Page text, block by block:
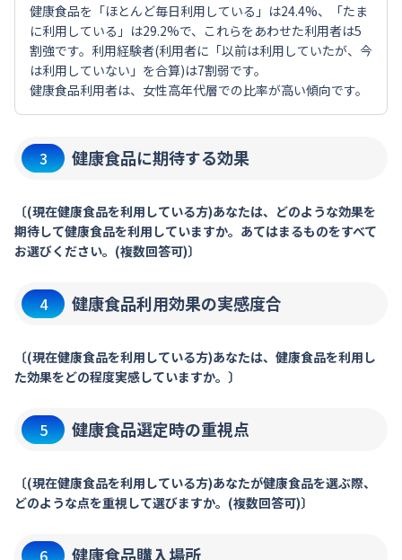
健康食品を「ほとんど毎日利用している」は24.4%、「たま
に利用している」は29.2%で、これらをあわせた利用者は5
割強です。利用経験者(利用者に「以前は利用していたが、今
は利用していない」を合算)は7割弱です。
健康食品利用者は、女性高年代層での比率が高い傾向です。
3 健康食品に期待する効果
〔(現在健康食品を利用している方)あなたは、どのような効果を
期待して健康食品を利用していますか。あてはまるものをすべて
お選びください。(複数回答可)〕
4 健康食品利用効果の実感度合
〔(現在健康食品を利用している方)あなたは、健康食品を利用し
た効果をどの程度実感していますか。〕
5 健康食品選定時の重視点
〔(現在健康食品を利用している方)あなたが健康食品を選ぶ際、
どのような点を重視して選びますか。(複数回答可)〕
6 健康食品購入場所